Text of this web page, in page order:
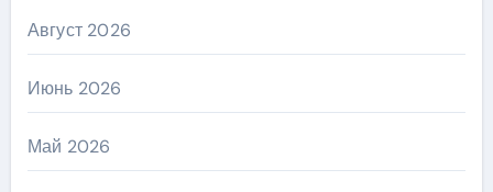
Август 2026
Июнь 2026
Май 2026